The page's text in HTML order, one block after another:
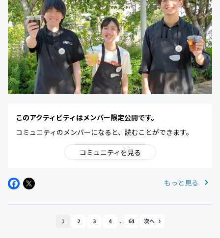
このアクティビティはメンバー限定公開です。
コミュニティのメンバーになると、読むことができます。
コミュニティを見る
もっと見る
1 2 3 4 ... 64